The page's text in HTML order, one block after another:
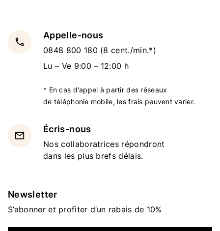
local_phone
Appelle-nous
0848 800 180 (8 cent./min.*)
Lu – Ve 9:00 – 12:00 h
* En cas d'appel à partir des réseaux
de téléphonie mobile, les frais peuvent varier.
email
Écris-nous
Nos collaboratrices répondront
dans les plus brefs délais.
Newsletter
S’abonner et profiter d’un rabais de 10%